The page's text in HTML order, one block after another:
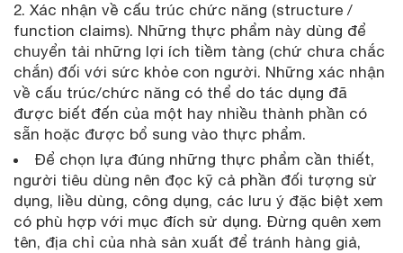
2. Xác nhận về cấu trúc chức năng (structure /
function claims). Những thực phẩm này dùng để
chuyển tải những lợi ích tiềm tàng (chứ chưa chắc
chắn) đối với sức khỏe con người. Những xác nhận
về cấu trúc/chức năng có thể do tác dụng đã
được biết đến của một hay nhiều thành phần có
sẵn hoặc được bổ sung vào thực phẩm.
Để chọn lựa đúng những thực phẩm cần thiết,
người tiêu dùng nên đọc kỹ cả phần đối tượng sử
dụng, liều dùng, công dụng, các lưu ý đặc biệt xem
có phù hợp với mục đích sử dụng. Đừng quên xem
tên, địa chỉ của nhà sản xuất để tránh hàng giả,